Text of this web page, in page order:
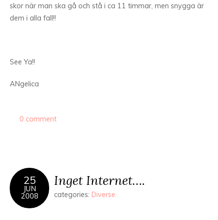
skor när man ska gå och stå i ca 11 timmar, men snygga är
dem i alla fall!!
See Ya!!
ANgelica
0 comment
25
JUN
2008
Inget Internet….
categories: Diverse